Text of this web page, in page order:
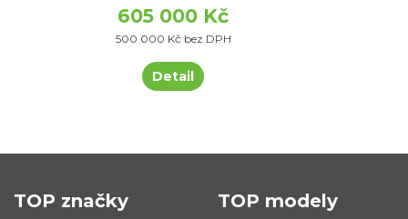
605 000 Kč
500 000 Kč bez DPH
Detail
TOP značky TOP modely